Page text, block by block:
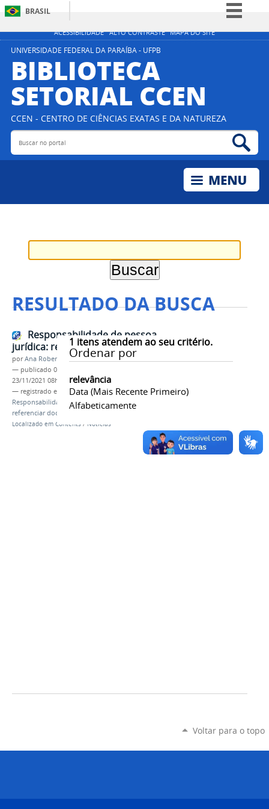
ACESSIBILIDADE ALTO CONTRASTE MAPA DO SITE
BRASIL
Simplifique!
Acesso à informação
Legislação
UNIVERSIDADE FEDERAL DA PARAÍBA - UFPB
BIBLIOTECA
SETORIAL CCEN
CCEN - CENTRO DE CIÊNCIAS EXATAS E DA NATUREZA
Buscar no portal
RESULTADO DA BUSCA
1 itens atendem ao seu critério.
Ordenar por
relevância
Data (mais Recente Primeiro)
Alfabeticamente
Responsabilidade de pessoa
jurídica: referências
porAna Roberta Mota
— publicado 06/09/2021
23/11/2021 08h28
— registrado em:
ABNT NBR 6023 ,Referência ,
Responsabilidade de pessoa jurídica
Como
referenciar documento de pessoa jurídica
Localizado em Contents / Notícias
Voltar para o topo